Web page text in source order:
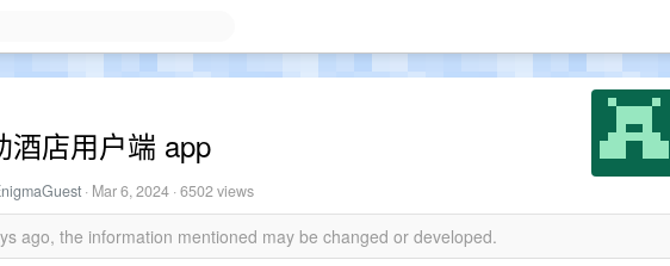
酒店用户端 app
· Mar 6, 2024 · 6502 views
ago, the information mentioned may be changed or developed.